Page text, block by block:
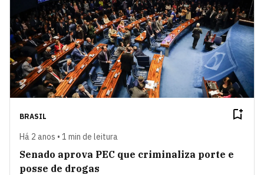
BRASIL
Há 2 anos • 1 min de leitura
Senado aprova PEC que criminaliza porte e
posse de drogas